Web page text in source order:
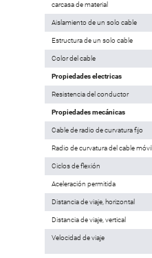
carcasa de material
Aislamiento de un solo cable
Estructura de un solo cable
Color del cable
Propiedades electricas
Resistencia del conductor
Propiedades mecánicas
Cable de radio de curvatura fijo
Radio de curvatura del cable móvil
Ciclos de flexión
Aceleración permitida
Distancia de viaje, horizontal
Distancia de viaje, vertical
Velocidad de viaje